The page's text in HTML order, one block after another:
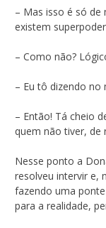
– Mas isso é só de
existem
– Como não?
– Eu tô dizendo
– Então! Tá cheio
quem não tiver, de
Nesse ponto a
resolveu intervir e,
fazendo uma
para a realidade,